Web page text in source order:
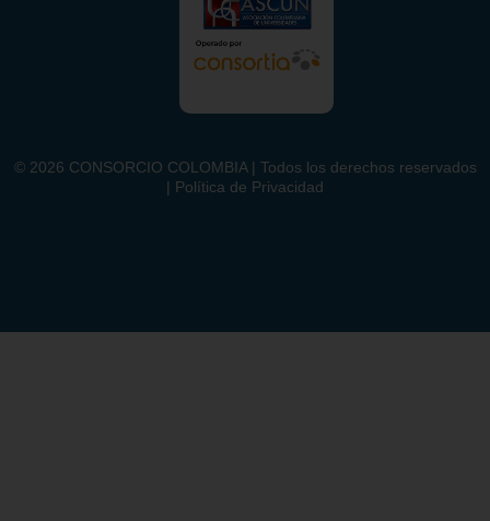
© 2026 CONSORCIO COLOMBIA | Todos los derechos reservados
| Política de Privacidad